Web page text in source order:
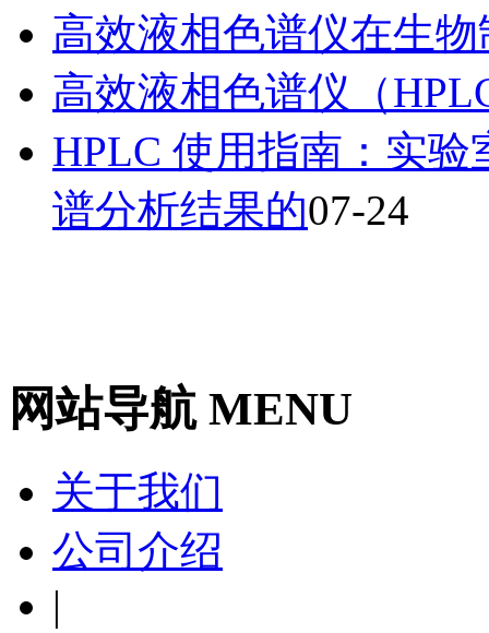
高效液相色谱仪在生
高效液相色谱仪（
HPLC 使用指南：实
谱分析结果的07-24
网站导航 MENU
关于我们
公司介绍
|